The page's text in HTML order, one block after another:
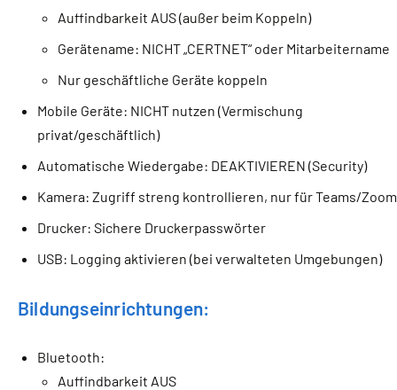
Auffindbarkeit AUS (außer beim Koppeln)
Gerätename: NICHT „CERTNET“ oder Mitarbeitername
Nur geschäftliche Geräte koppeln
Mobile Geräte: NICHT nutzen (Vermischung
privat/geschäftlich)
Automatische Wiedergabe: DEAKTIVIEREN (Security)
Kamera: Zugriff streng kontrollieren, nur für Teams/Zoom
Drucker: Sichere Druckerpasswörter
USB: Logging aktivieren (bei verwalteten Umgebungen)
Bildungseinrichtungen:
Bluetooth:
Auffindbarkeit AUS